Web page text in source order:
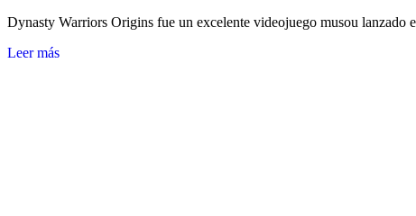
Dynasty Warriors Origins fue un excelente videojuego musou
Leer más